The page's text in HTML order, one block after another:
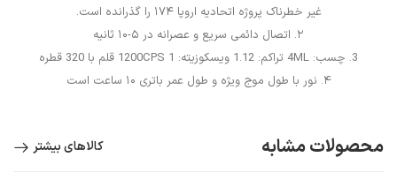
غیر خطرناک پروژه اتحادیه اروپا ۱۷۴ را گذرانده است.
۲. اتصال دائمی سریع و عصرانه در ۵-۱۰ ثانیه
3. چسب: 4ML تراکم: 1.12 ویسکوزیته: 1200CPS 1 قلم با 320 قطره
۴. نور با طول موج ویژه و طول عمر باتری ۱۰ ساعت است
محصولات مشابه کالاهای بیشتر